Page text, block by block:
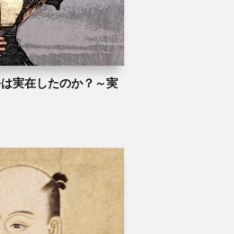
実在したのか？～実